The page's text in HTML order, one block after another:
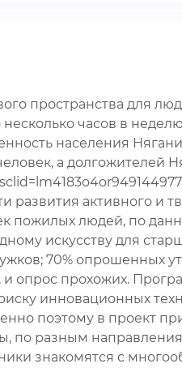
пространства для
часов в
населения Нягани
а долгожителей
активного и
пожилых людей, по
искусству для
70% опрошенных
опрос прохожих.
инновационных
поэтому в проект
по разным
знакомятся с